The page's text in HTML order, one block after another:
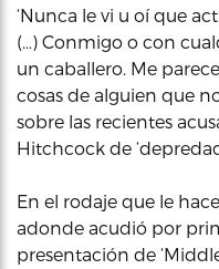
‘Nunca le vi u oí que
(…) Conmigo o con
un caballero. Me
cosas de alguien que
sobre las recientes
Hitchcock de
En el rodaje que le
adonde acudió por
presentación de